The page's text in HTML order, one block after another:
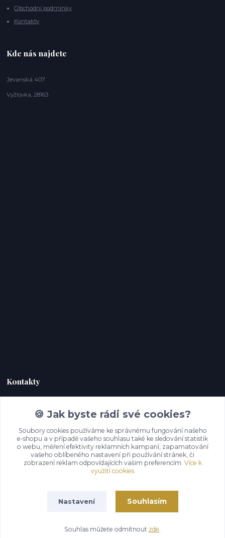
Obchodní podmínky
Kontakty
Kde nás najdete
Jevanská 407
Vyžlovka, 28163
Kontakty
Zákaznická podpora Hoky kůže
+420 732 292 232
(Po-Pá, 9-18 hod.)
info@hoky-kuze.cz
Vytvořeno na Eshop-rychle.cz
🍪 Jak byste rádi své cookies?
Soubory cookies používáme ke správnému fungování našeho
e-shopu a v případě vašeho souhlasu také ke sledování statistik
o webu, měření efektivity reklamních kampaní, zapamatování
vašeho oblíbeného nastavení při používání stránek, či
zobrazení reklam odpovídajících vašim preferencím. Více k
využití cookies
Nastavení Souhlasím
Souhlas můžete odmítnout zde